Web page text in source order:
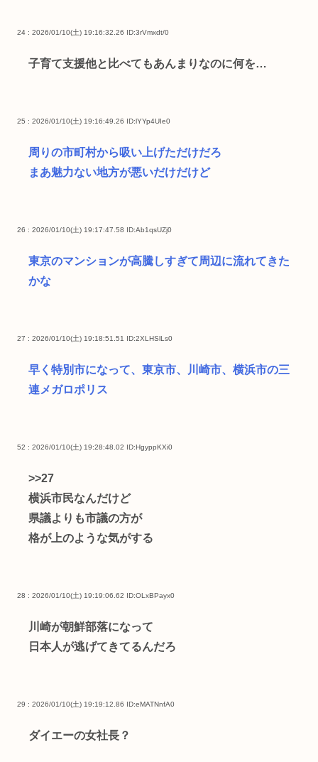
24 : 2026/01/10(土) 19:16:32.26 ID:3rVmxdt/0
子育て支援他と比べてもあんまりなのに何を…
25 : 2026/01/10(土) 19:16:49.26 ID:lYYp4UIe0
周りの市町村から吸い上げただけだろ
まあ魅力ない地方が悪いだけだけど
26 : 2026/01/10(土) 19:17:47.58 ID:Ab1qsUZj0
東京のマンションが高騰しすぎて周辺に流れてきた
かな
27 : 2026/01/10(土) 19:18:51.51 ID:2XLHSlLs0
早く特別市になって、東京市、川崎市、横浜市の三
連メガロポリス
52 : 2026/01/10(土) 19:28:48.02 ID:HgyppKXi0
>>27
横浜市民なんだけど
県議よりも市議の方が
格が上のような気がする
28 : 2026/01/10(土) 19:19:06.62 ID:OLxBPayx0
川崎が朝鮮部落になって
日本人が逃げてきてるんだろ
29 : 2026/01/10(土) 19:19:12.86 ID:eMATNnfA0
ダイエーの女社長？